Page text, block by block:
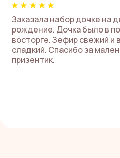
Заказала набор дочке на
рождение. Дочка было в
восторге. Зефир свежий и
сладкий. Спасибо за
призентик.